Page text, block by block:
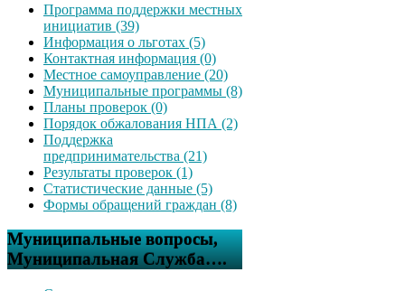
Программа поддержки местных
инициатив (39)
Информация о льготах (5)
Контактная информация (0)
Местное самоуправление (20)
Муниципальные программы (8)
Планы проверок (0)
Порядок обжалования НПА (2)
Поддержка
предпринимательства (21)
Результаты проверок (1)
Статистические данные (5)
Формы обращений граждан (8)
Муниципальные вопросы,
Муниципальная Служба….